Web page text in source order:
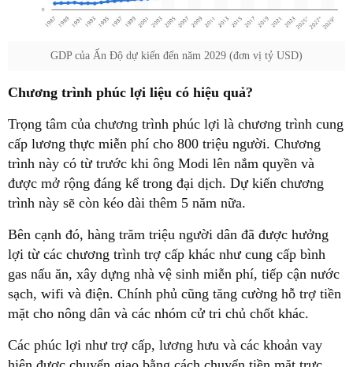
GDP của Ấn Độ dự kiến đến năm 2029 (đơn vị tỷ USD)
Chương trình phúc lợi liệu có hiệu quả?
Trọng tâm của chương trình phúc lợi là chương trình cung
cấp lương thực miễn phí cho 800 triệu người. Chương
trình này có từ trước khi ông Modi lên nắm quyền và
được mở rộng đáng kể trong đại dịch. Dự kiến chương
trình này sẽ còn kéo dài thêm 5 năm nữa.
Bên cạnh đó, hàng trăm triệu người dân đã được hưởng
lợi từ các chương trình trợ cấp khác như cung cấp bình
gas nấu ăn, xây dựng nhà vệ sinh miễn phí, tiếp cận nước
sạch, wifi và điện. Chính phủ cũng tăng cường hỗ trợ tiền
mặt cho nông dân và các nhóm cử tri chủ chốt khác.
Các phúc lợi như trợ cấp, lương hưu và các khoản vay